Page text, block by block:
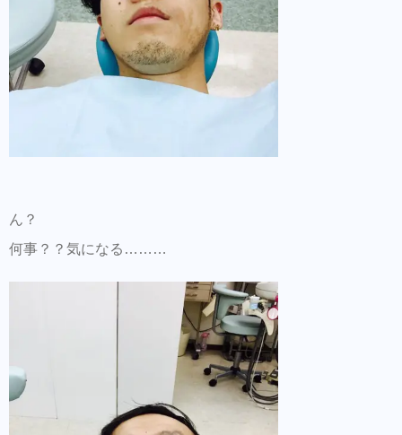
ん？
何事？？気になる………